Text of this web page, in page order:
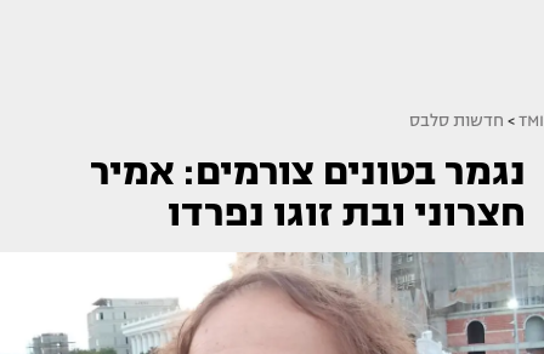
TMI
> חדשות סלבס
נגמר בטונים צורמים: אמיר
חצרוני ובת זוגו נפרדו